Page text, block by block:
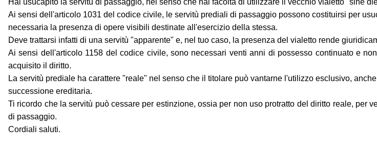
Hai usucapito la servitù di passaggio, nel senso che hai facoltà di utilizzare il vecchio vialetto "sine
Ai sensi dell'articolo 1031 del codice civile, le servitù prediali di passaggio possono costituirsi per
necessaria la presenza di opere visibili destinate all'esercizio della stessa.
Deve trattarsi infatti di una servitù "apparente" e, nel tuo caso, la presenza del vialetto rende
Ai sensi dell'articolo 1158 del codice civile, sono necessari venti anni di possesso continuato e
acquisito il diritto.
La servitù prediale ha carattere "reale" nel senso che il titolare può vantarne l'utilizzo esclusivo,
successione ereditaria.
Ti ricordo che la servitù può cessare per estinzione, ossia per non uso protratto del diritto reale, per
di passaggio.
Cordiali saluti.